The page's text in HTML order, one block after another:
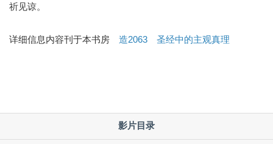
祈见谅。
详细信息内容刊于本书房 造2063 圣经中的主观真理
影片目录